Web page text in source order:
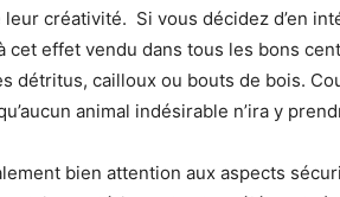
créativité. Si vous décidez d’en
cet effet vendu dans tous les bons
détritus, cailloux ou bouts de bois.
animal indésirable n’ira y
bien attention aux aspects